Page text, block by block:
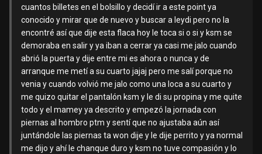
cuantos billetes en el bolsillo y decidí ir a este point ya
conocido y mirar que de nuevo y buscar a leydi pero no la
encontré así que dije esta flaca hoy le toca si o si y ksm se
demoraba en salir y ya iban a cerrar ya casi me jalo cuando
abrió la puerta y dije entre mi es ahora o nunca y de
arranque me metí a su cuarto jajaj pero me salí porque no
venia y cuando volvió me jalo como una loca a su cuarto y
me quizo quitar el pantalón ksm y le di su propina y me quite
todo y el mamey ya descrito y empezó la jornada con
piernas al hombro ptm y sentí que no ajustaba aún así
juntándole las piernas ta won dije y le dije perrito y ya normal
me dijo y ahí le chanque duro y ksm no tuve compasión y lo